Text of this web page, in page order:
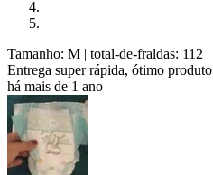
Tamanho: M | total-de-fraldas: 112
Entrega super rápida, ótimo produto
há mais de 1 ano